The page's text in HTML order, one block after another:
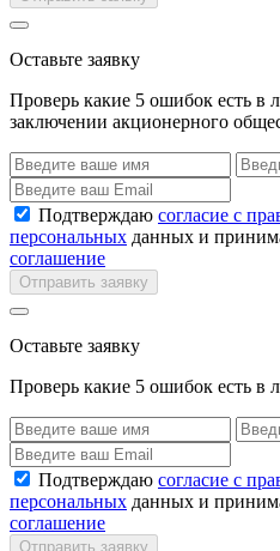
Оставьте заявку
Проверь какие 5 ошибок есть в
заключении акционерного
Подтверждаю согласие с
персональных данных и
соглашение
Отправить заявку
Оставьте заявку
Проверь какие 5 ошибок есть в
Подтверждаю согласие с
персональных данных и
соглашение
Отправить заявку